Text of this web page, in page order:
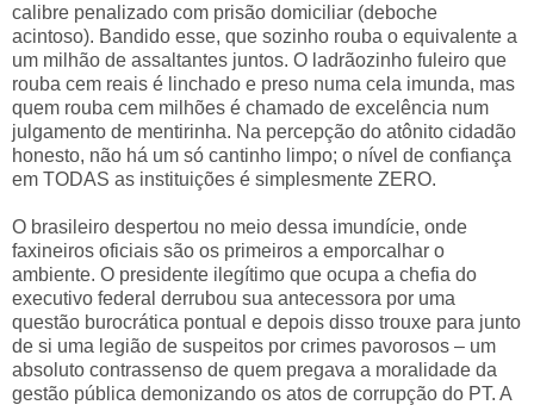
calibre penalizado com prisão domiciliar (deboche
acintoso). Bandido esse, que sozinho rouba o equivalente a
um milhão de assaltantes juntos. O ladrãozinho fuleiro que
rouba cem reais é linchado e preso numa cela imunda, mas
quem rouba cem milhões é chamado de excelência num
julgamento de mentirinha. Na percepção do atônito cidadão
honesto, não há um só cantinho limpo; o nível de confiança
em TODAS as instituições é simplesmente ZERO.
O brasileiro despertou no meio dessa imundície, onde
faxineiros oficiais são os primeiros a emporcalhar o
ambiente. O presidente ilegítimo que ocupa a chefia do
executivo federal derrubou sua antecessora por uma
questão burocrática pontual e depois disso trouxe para junto
de si uma legião de suspeitos por crimes pavorosos – um
absoluto contrassenso de quem pregava a moralidade da
gestão pública demonizando os atos de corrupção do PT. A